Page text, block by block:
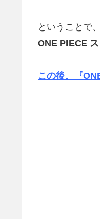
ということで
ONE PIECE
この後、『